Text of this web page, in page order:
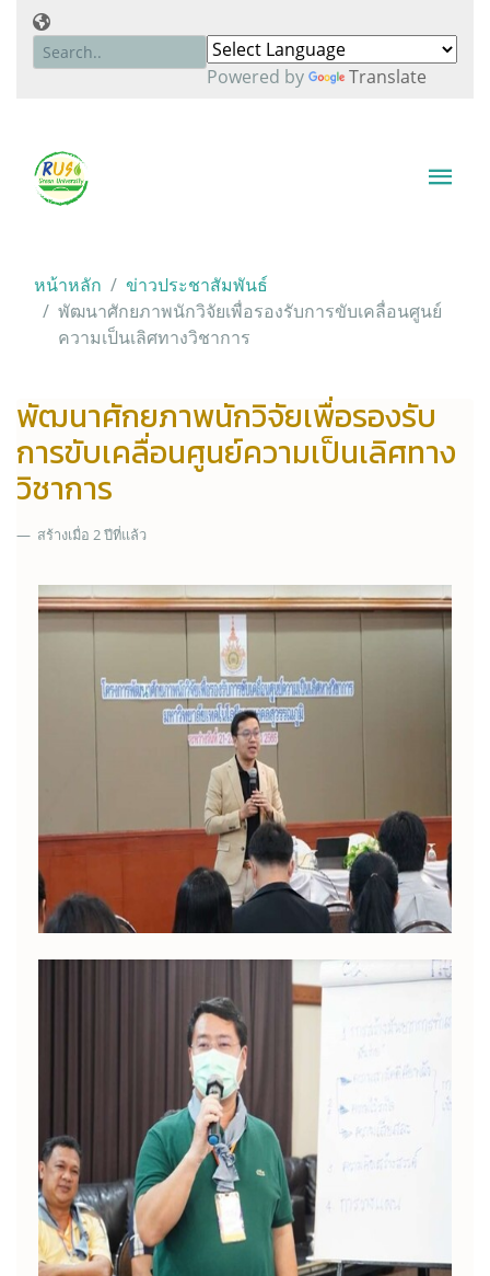
Powered by Translate
หน้าหลัก
ข่าวประชาสัมพันธ์
พัฒนาศักยภาพนักวิจัยเพื่อรองรับการขับเคลื่อนศูนย์
ความเป็นเลิศทางวิชาการ
พัฒนาศักยภาพนักวิจัยเพื่อรองรับ
การขับเคลื่อนศูนย์ความเป็นเลิศทาง
วิชาการ
สร้างเมื่อ 2 ปีที่แล้ว